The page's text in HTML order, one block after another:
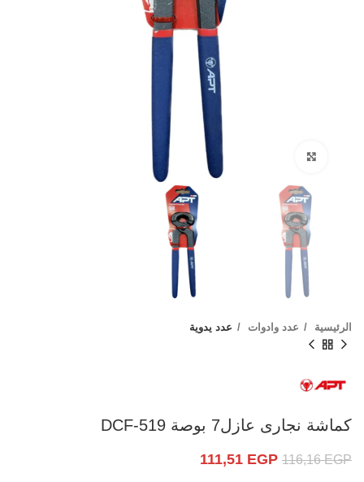
Click to enlarge
الرئيسية عدد وادوات عدد يدوية
كماشة نجارى عازل7 بوصة DCF-519
116,16EGP
111,51 EGP